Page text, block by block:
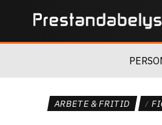
ARBETE & FRITID